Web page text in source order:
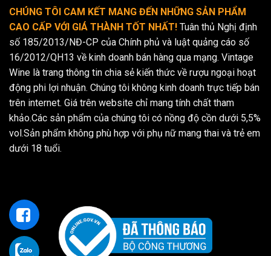
CHÚNG TÔI CAM KẾT MANG ĐẾN NHỮNG SẢN PHẨM
CAO CẤP VỚI GIÁ THÀNH TỐT NHẤT! Tuân thủ Nghị định
số 185/2013/NĐ-CP của Chính phủ và luật quảng cáo số
16/2012/QH13 về kinh doanh bán hàng qua mạng. Vintage
Wine là trang thông tin chia sẻ kiến thức về rượu ngoại hoạt
động phi lợi nhuận. Chúng tôi không kinh doanh trực tiếp bán
trên internet. Giá trên website chỉ mang tính chất tham
khảo.Các sản phẩm của chúng tôi có nồng độ cồn dưới 5,5%
vol.Sản phẩm không phù hợp với phụ nữ mang thai và trẻ em
dưới 18 tuổi.